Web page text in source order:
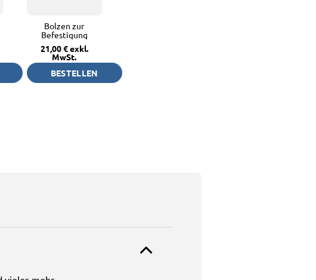
Bolzen zur
Befestigung
21,00 €exkl.
MwSt.
BESTELLEN